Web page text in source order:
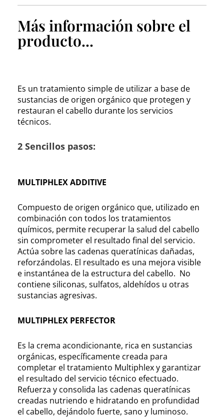
Más información sobre el
producto...
Es un tratamiento simple de utilizar a base de
sustancias de origen orgánico que protegen y
restauran el cabello durante los servicios
técnicos.
2 Sencillos pasos:
MULTIPHLEX ADDITIVE
Compuesto de origen orgánico que, utilizado en
combinación con todos los tratamientos
químicos, permite recuperar la salud del cabello
sin comprometer el resultado final del servicio.
Actúa sobre las cadenas queratínicas dañadas,
reforzándolas. El resultado es una mejora visible
e instantánea de la estructura del cabello. No
contiene siliconas, sulfatos, aldehídos u otras
sustancias agresivas.
MULTIPHLEX PERFECTOR
Es la crema acondicionante, rica en sustancias
orgánicas, específicamente creada para
completar el tratamiento Multiphlex y garantizar
el resultado del servicio técnico efectuado.
Refuerza y consolida las cadenas queratínicas
creadas nutriendo e hidratando en profundidad
el cabello, dejándolo fuerte, sano y luminoso.